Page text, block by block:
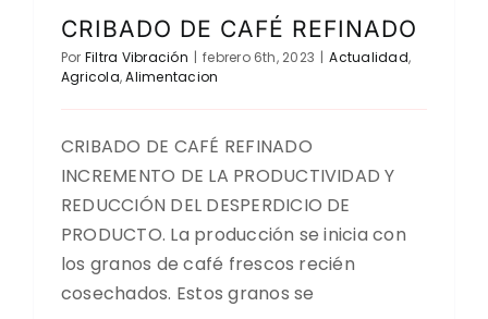
CRIBADO DE CAFÉ REFINADO
Por Filtra Vibración | febrero 6th, 2023 | Actualidad,
Agricola,Alimentacion
CRIBADO DE CAFÉ REFINADO
INCREMENTO DE LA PRODUCTIVIDAD Y
REDUCCIÓN DEL DESPERDICIO DE
PRODUCTO. La producción se inicia con
los granos de café frescos recién
cosechados. Estos granos se